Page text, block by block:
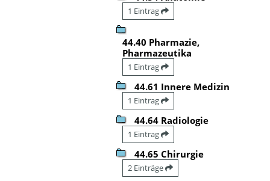
1 Eintrag
44.40 Pharmazie,
Pharmazeutika
1 Eintrag
44.61 Innere Medizin
1 Eintrag
44.64 Radiologie
1 Eintrag
44.65 Chirurgie
2 Einträge